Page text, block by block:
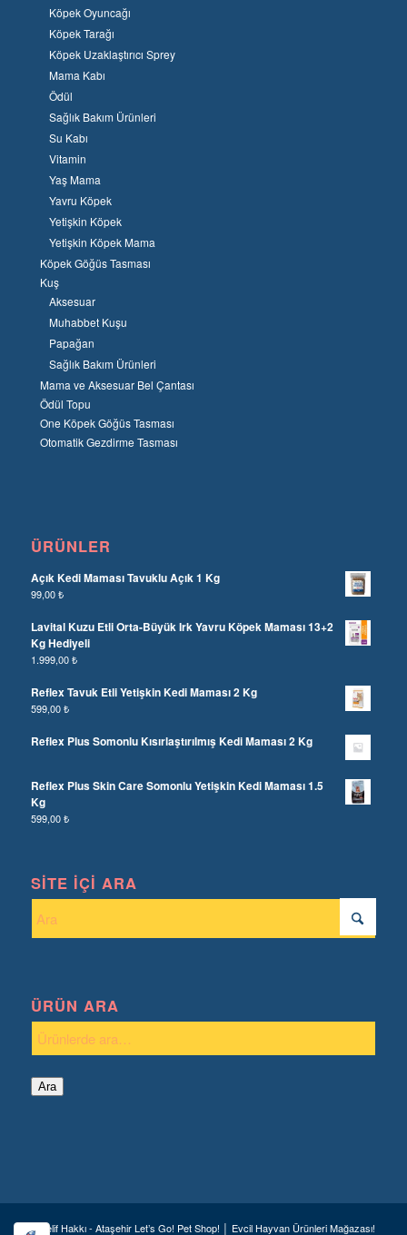
Köpek Oyuncağı
Köpek Tarağı
Köpek Uzaklaştırıcı Sprey
Mama Kabı
Ödül
Sağlık Bakım Ürünleri
Su Kabı
Vitamin
Yaş Mama
Yavru Köpek
Yetişkin Köpek
Yetişkin Köpek Mama
Köpek Göğüs Tasması
Kuş
Aksesuar
Muhabbet Kuşu
Papağan
Sağlık Bakım Ürünleri
Mama ve Aksesuar Bel Çantası
Ödül Topu
One Köpek Göğüs Tasması
Otomatik Gezdirme Tasması
ÜRÜNLER
Açık Kedi Maması Tavuklu Açık 1 Kg
99,00₺
Lavital Kuzu Etli Orta-Büyük Irk Yavru Köpek Maması 13+2
Kg Hediyeli
1.999,00₺
Reflex Tavuk Etli Yetişkin Kedi Maması 2 Kg
599,00₺
Reflex Plus Somonlu Kısırlaştırılmış Kedi Maması 2 Kg
Reflex Plus Skin Care Somonlu Yetişkin Kedi Maması 1.5
Kg
599,00₺
SITE İÇI ARA
ÜRÜN ARA
Ara
© Telif Hakkı - Ataşehir Let’s Go! Pet Shop! │ Evcil Hayvan Ürünleri Mağazası!